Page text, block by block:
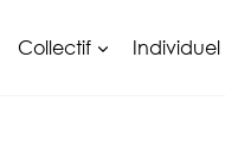
Collectif Individuel